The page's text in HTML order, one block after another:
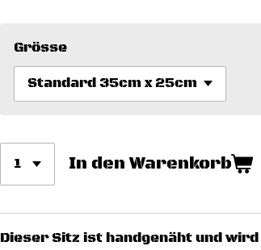
Grösse
In den Warenkorb
Dieser Sitz ist handgenäht und